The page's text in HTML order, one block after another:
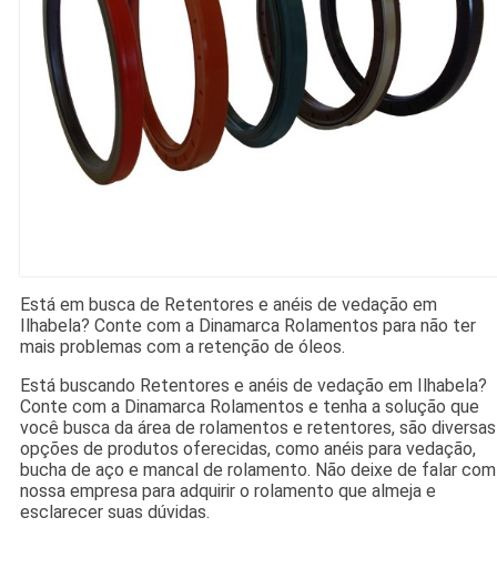
Está em busca de Retentores e anéis de vedação em
Ilhabela? Conte com a Dinamarca Rolamentos para não ter
mais problemas com a retenção de óleos.
Está buscando Retentores e anéis de vedação em Ilhabela?
Conte com a Dinamarca Rolamentos e tenha a solução que
você busca da área de rolamentos e retentores, são diversas
opções de produtos oferecidas, como anéis para vedação,
bucha de aço e mancal de rolamento. Não deixe de falar com
nossa empresa para adquirir o rolamento que almeja e
esclarecer suas dúvidas.